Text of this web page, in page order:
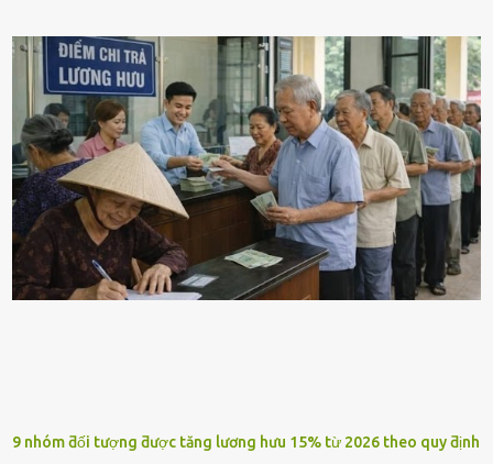
9 nhóm ƌối tượng ƌược tăng lương hưu 15% từ 2026 theo quy ƌịnh